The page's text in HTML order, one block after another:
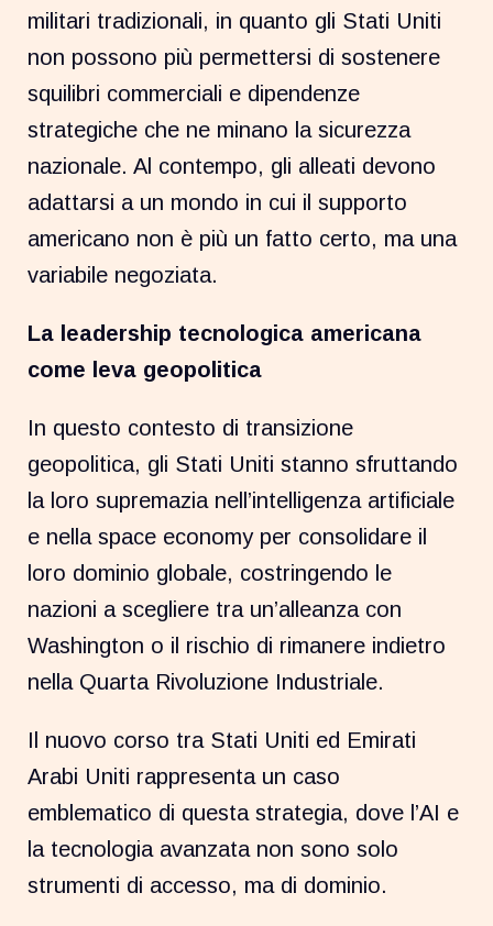
militari tradizionali, in quanto gli Stati Uniti
non possono più permettersi di sostenere
squilibri commerciali e dipendenze
strategiche che ne minano la sicurezza
nazionale. Al contempo, gli alleati devono
adattarsi a un mondo in cui il supporto
americano non è più un fatto certo, ma una
variabile negoziata.
La leadership tecnologica americana
come leva geopolitica
In questo contesto di transizione
geopolitica, gli Stati Uniti stanno sfruttando
la loro supremazia nell’intelligenza artificiale
e nella space economy per consolidare il
loro dominio globale, costringendo le
nazioni a scegliere tra un’alleanza con
Washington o il rischio di rimanere indietro
nella Quarta Rivoluzione Industriale.
Il nuovo corso tra Stati Uniti ed Emirati
Arabi Uniti rappresenta un caso
emblematico di questa strategia, dove l’AI e
la tecnologia avanzata non sono solo
strumenti di accesso, ma di dominio.